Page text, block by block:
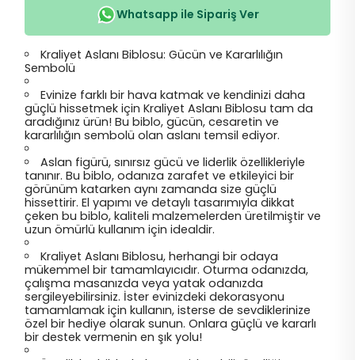
Whatsapp ile Sipariş Ver
Kraliyet Aslanı Biblosu: Gücün ve Kararlılığın
Sembolü
Evinize farklı bir hava katmak ve kendinizi daha
güçlü hissetmek için Kraliyet Aslanı Biblosu tam da
aradığınız ürün! Bu biblo, gücün, cesaretin ve
kararlılığın sembolü olan aslanı temsil ediyor.
Aslan figürü, sınırsız gücü ve liderlik özellikleriyle
tanınır. Bu biblo, odanıza zarafet ve etkileyici bir
görünüm katarken aynı zamanda size güçlü
hissettirir. El yapımı ve detaylı tasarımıyla dikkat
çeken bu biblo, kaliteli malzemelerden üretilmiştir ve
uzun ömürlü kullanım için idealdir.
Kraliyet Aslanı Biblosu, herhangi bir odaya
mükemmel bir tamamlayıcıdır. Oturma odanızda,
çalışma masanızda veya yatak odanızda
sergileyebilirsiniz. İster evinizdeki dekorasyonu
tamamlamak için kullanın, isterse de sevdiklerinize
özel bir hediye olarak sunun. Onlara güçlü ve kararlı
bir destek vermenin en şık yolu!